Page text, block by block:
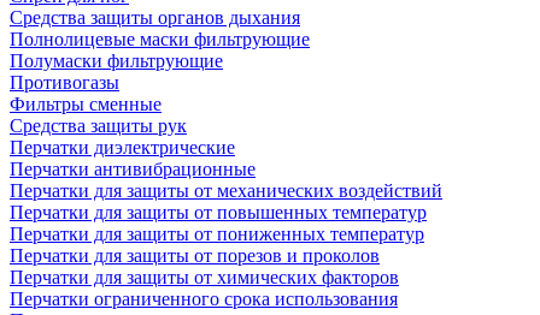
Средства защиты органов дыхания
Полнолицевые маски фильтрующие
Полумаски фильтрующие
Противогазы
Фильтры сменные
Средства защиты рук
Перчатки диэлектрические
Перчатки антивибрационные
Перчатки для защиты от механических воздействий
Перчатки для защиты от повышенных температур
Перчатки для защиты от пониженных температур
Перчатки для защиты от порезов и проколов
Перчатки для защиты от химических факторов
Перчатки ограниченного срока использования